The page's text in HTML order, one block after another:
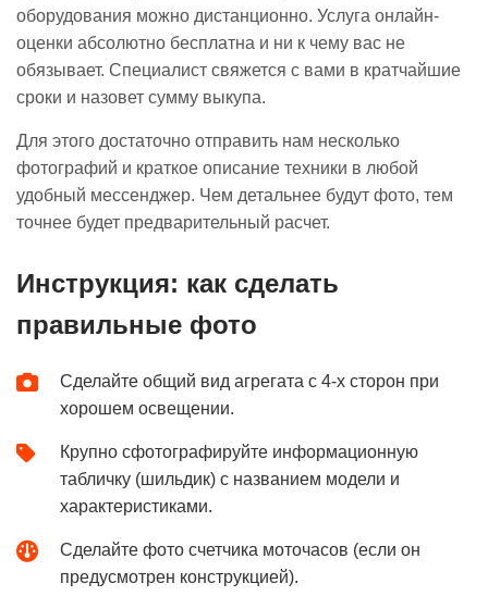
оборудования можно дистанционно. Услуга онлайн-
оценки абсолютно бесплатна и ни к чему вас не
обязывает. Специалист свяжется с вами в кратчайшие
сроки и назовет сумму выкупа.
Для этого достаточно отправить нам несколько
фотографий и краткое описание техники в любой
удобный мессенджер. Чем детальнее будут фото, тем
точнее будет предварительный расчет.
Инструкция: как сделать
правильные фото
Сделайте общий вид агрегата с 4-х сторон при
хорошем освещении.
Крупно сфотографируйте информационную
табличку (шильдик) с названием модели и
характеристиками.
Сделайте фото счетчика моточасов (если он
предусмотрен конструкцией).